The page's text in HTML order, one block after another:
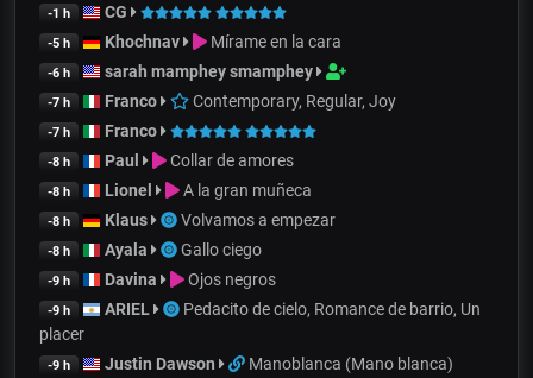
-1 h CG
-5 h Khochnav Mírame en la cara
-6 h sarah mamphey smamphey
-7 h Franco Contemporary, Regular, Joy
-7 h Franco
-8 h Paul Collar de amores
-8 h Lionel A la gran muñeca
-8 h Klaus Volvamos a empezar
-8 h Ayala Gallo ciego
-9 h Davina Ojos negros
-9 h ARIEL
Pedacito de cielo, Romance de barrio, Un
placer
-9 h Justin Dawson Manoblanca (Mano blanca)